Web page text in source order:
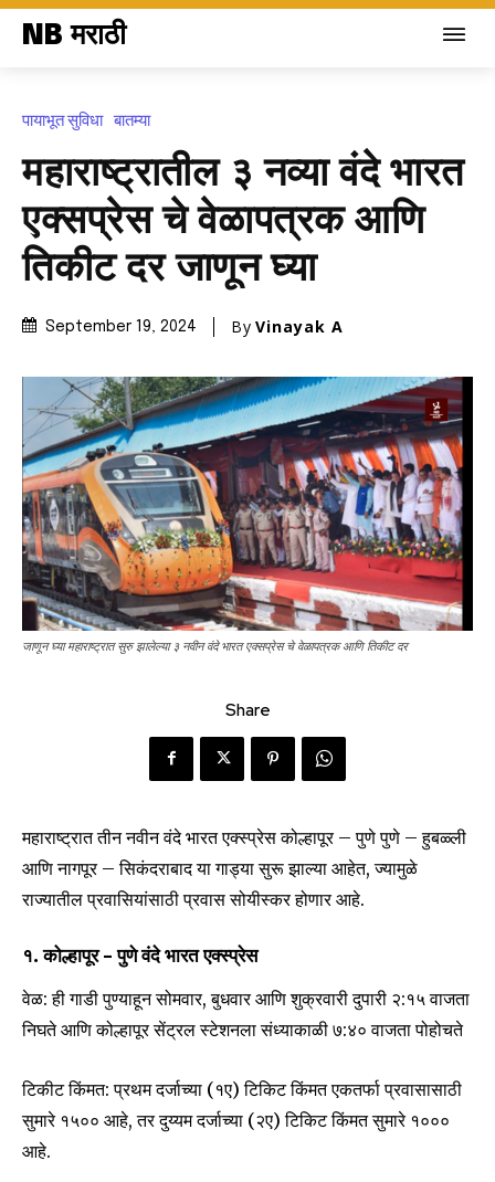
NB मराठी
पायाभूत सुविधा बातम्या
महाराष्ट्रातील ३ नव्या वंदे भारत
एक्सप्रेस चे वेळापत्रक आणि
तिकीट दर जाणून घ्या
September 19, 2024 By Vinayak A
जाणून घ्या महाराष्ट्रात सुरु झालेल्या ३ नवीन वंदे भारत एक्सप्रेस चे वेळापत्रक आणि तिकीट दर
Share
महाराष्ट्रात तीन नवीन वंदे भारत एक्स्प्रेस कोल्हापूर – पुणे पुणे – हुबळ्ली
आणि नागपूर – सिकंदराबाद या गाड्या सुरू झाल्या आहेत, ज्यामुळे
राज्यातील प्रवासियांसाठी प्रवास सोयीस्कर होणार आहे.
१.कोल्हापूर – पुणे वंदे भारत एक्स्प्रेस
वेळ: ही गाडी पुण्याहून सोमवार, बुधवार आणि शुक्रवारी दुपारी २:१५ वाजता
निघते आणि कोल्हापूर सेंट्रल स्टेशनला संध्याकाळी ७:४० वाजता पोहोचते
टिकीट किंमत: प्रथम दर्जाच्या (१ए) टिकिट किंमत एकतर्फा प्रवासासाठी
सुमारे ₹१५०० आहे, तर दुय्यम दर्जाच्या (२ए) टिकिट किंमत सुमारे ₹१०००
आहे.